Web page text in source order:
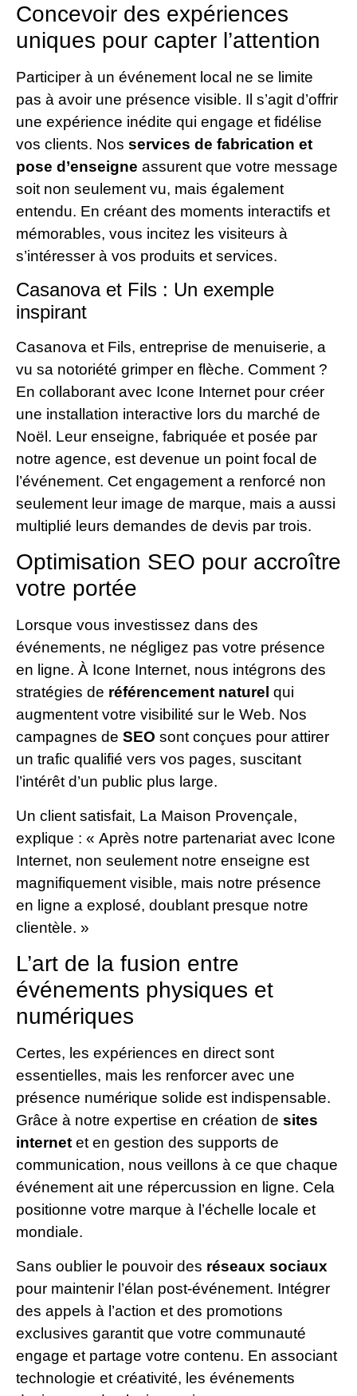
Concevoir des expériences
uniques pour capter l’attention
Participer à un événement local ne se limite
pas à avoir une présence visible. Il s’agit d’offrir
une expérience inédite qui engage et fidélise
vos clients. Nos services de fabrication et
pose d’enseigne assurent que votre message
soit non seulement vu, mais également
entendu. En créant des moments interactifs et
mémorables, vous incitez les visiteurs à
s’intéresser à vos produits et services.
Casanova et Fils : Un exemple
inspirant
Casanova et Fils, entreprise de menuiserie, a
vu sa notoriété grimper en flèche. Comment ?
En collaborant avec Icone Internet pour créer
une installation interactive lors du marché de
Noël. Leur enseigne, fabriquée et posée par
notre agence, est devenue un point focal de
l’événement. Cet engagement a renforcé non
seulement leur image de marque, mais a aussi
multiplié leurs demandes de devis par trois.
Optimisation SEO pour accroître
votre portée
Lorsque vous investissez dans des
événements, ne négligez pas votre présence
en ligne. À Icone Internet, nous intégrons des
stratégies de référencement naturel qui
augmentent votre visibilité sur le Web. Nos
campagnes de SEO sont conçues pour attirer
un trafic qualifié vers vos pages, suscitant
l’intérêt d’un public plus large.
Un client satisfait, La Maison Provençale,
explique : « Après notre partenariat avec Icone
Internet, non seulement notre enseigne est
magnifiquement visible, mais notre présence
en ligne a explosé, doublant presque notre
clientèle. »
L’art de la fusion entre
événements physiques et
numériques
Certes, les expériences en direct sont
essentielles, mais les renforcer avec une
présence numérique solide est indispensable.
Grâce à notre expertise en création de sites
internet et en gestion des supports de
communication, nous veillons à ce que chaque
événement ait une répercussion en ligne. Cela
positionne votre marque à l’échelle locale et
mondiale.
Sans oublier le pouvoir des réseaux sociaux
pour maintenir l’élan post-événement. Intégrer
des appels à l’action et des promotions
exclusives garantit que votre communauté
engage et partage votre contenu. En associant
technologie et créativité, les événements